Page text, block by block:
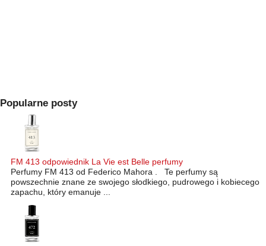
Popularne posty
FM 413 odpowiednik La Vie est Belle perfumy
Perfumy FM 413 od Federico Mahora . Te perfumy są
powszechnie znane ze swojego słodkiego, pudrowego i kobiecego
zapachu, który emanuje ...